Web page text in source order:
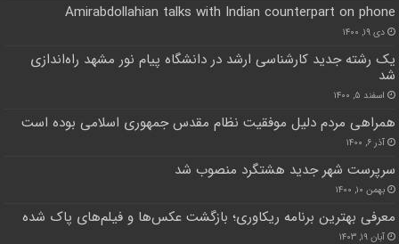
Amirabdollahian talks with Indian counterpart on phone
دی ۱۹, ۱۴۰۰
یک رشته جدید کارشناسی ارشد در دانشگاه پیام نور مشهد راه‌اندازی
شد
اسفند ۵, ۱۴۰۰
همراهی مردم دلیل موفقیت نظام مقدس جمهوری اسلامی بوده است
آذر ۶, ۱۴۰۰
سرپرست شهر جدید هشتگرد منصوب شد
بهمن ۱۰, ۱۴۰۰
معرفی بهترین برنامه ریکاوری؛ بازگشت عکس‌ها و فیلم‌های پاک‌ شده
آبان ۱۹, ۱۴۰۳